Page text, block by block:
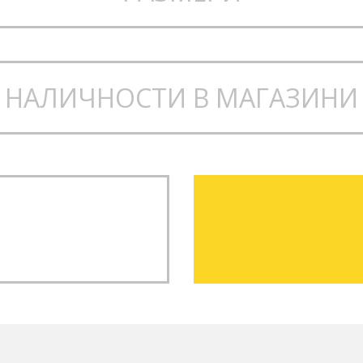
и комфортна
– добър баланс между
– равномерно
– здрави и лесни за
настройка на наклона
НАЛИЧНОСТИ В МАГАЗИНИ